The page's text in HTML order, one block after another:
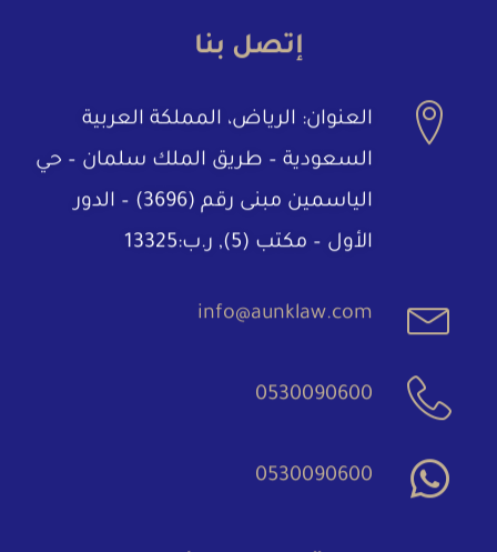
إتصل بنا
العنوان: الرياض، المملكة العربية
السعودية – طريق الملك سلمان – حي
الياسمين مبنى رقم (3696) – الدور
الأول – مكتب (5), ر.ب:13325
info@aunklaw.com
0530090600
0530090600